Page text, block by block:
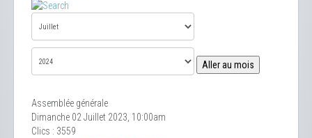
Aller au mois
Assemblée générale
Dimanche 02 Juillet 2023, 10:00am
Clics : 3559